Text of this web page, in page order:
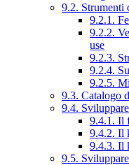
9.2. Strumenti
9.2.1.
9.2.2.
use
9.2.3.
9.2.4.
9.2.5.
9.3. Catalogo
9.4.
9.4.1. Il
9.4.2. Il
9.4.3. Il
9.5.